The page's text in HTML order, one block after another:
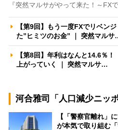
『突然マルサがやって来た！～FX
【第9回】もう一度FXでリベン
た”ヒミツのお金” ｜ 突然マル
【第8回】年利はなんと14.6％
上がっていく ｜ 突然マルサ…
河合雅司「人口減少ニッ
【「警察官離れ」
が本気で取り組む